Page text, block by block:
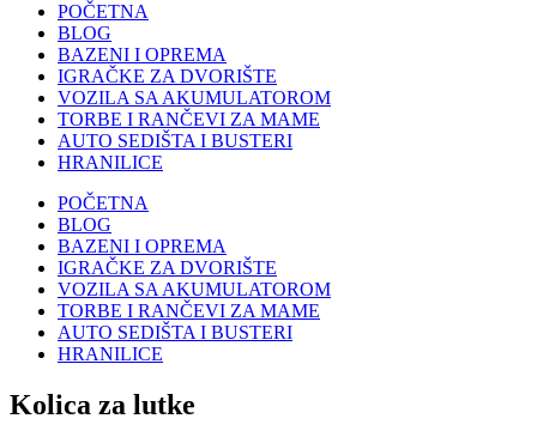
POČETNA
BLOG
BAZENI I OPREMA
IGRAČKE ZA DVORIŠTE
VOZILA SA AKUMULATOROM
TORBE I RANČEVI ZA MAME
AUTO SEDIŠTA I BUSTERI
HRANILICE
POČETNA
BLOG
BAZENI I OPREMA
IGRAČKE ZA DVORIŠTE
VOZILA SA AKUMULATOROM
TORBE I RANČEVI ZA MAME
AUTO SEDIŠTA I BUSTERI
HRANILICE
Kolica za lutke